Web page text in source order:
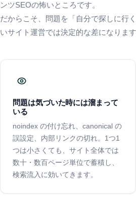
ンツSEOの怖いところです。
だからこそ、問題を「自分で探しに行
いサイト運営では決定的な差になります
問題は気づいた時には溜まって
いる
noindex の付け忘れ、canonical の
誤設定、内部リンクの切れ。1つ1
つは小さくても、サイト全体では
数十・数百ページ単位で蓄積し、
検索流入に効いてきます。